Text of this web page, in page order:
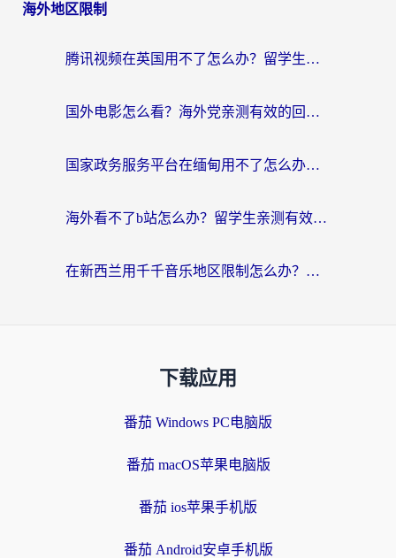
海外地区限制
腾讯视频在英国用不了怎么办？留学生亲测有效的回国加速器指南
国外电影怎么看？海外党亲测有效的回国加速器选择指南
国家政务服务平台在缅甸用不了怎么办？海外华人必看的回国加速全攻略
海外看不了b站怎么办？留学生亲测有效的回国加速器选择攻略，解决豆瓣音乐、美团外卖难题
在新西兰用千千音乐地区限制怎么办？海外华人必备的回国加速解决方案
下载应用
番茄 Windows PC电脑版
番茄 macOS苹果电脑版
番茄 ios苹果手机版
番茄 Android安卓手机版